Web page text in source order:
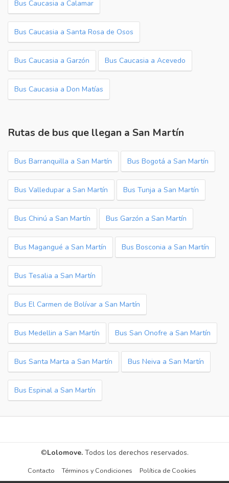
Bus Caucasia a Calamar
Bus Caucasia a Santa Rosa de Osos
Bus Caucasia a Garzón Bus Caucasia a Acevedo
Bus Caucasia a Don Matías
Rutas de bus que llegan a San Martín
Bus Barranquilla a San Martín Bus Bogotá a San Martín
Bus Valledupar a San Martín Bus Tunja a San Martín
Bus Chinú a San Martín Bus Garzón a San Martín
Bus Magangué a San Martín Bus Bosconia a San Martín
Bus Tesalia a San Martín
Bus El Carmen de Bolívar a San Martín
Bus Medellin a San Martín Bus San Onofre a San Martín
Bus Santa Marta a San Martín Bus Neiva a San Martín
Bus Espinal a San Martín
©Lolomove. Todos los derechos reservados.
Contacto Términos y Condiciones Política de Cookies